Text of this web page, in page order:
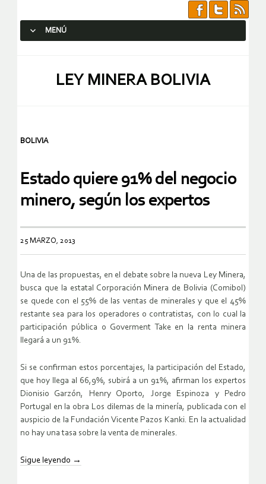
MENÚ
LEY MINERA BOLIVIA
BOLIVIA
Estado quiere 91% del negocio
minero, según los expertos
25 MARZO, 2013
Una de las propuestas, en el debate sobre la nueva Ley Minera,
busca que la estatal Corporación Minera de Bolivia (Comibol)
se quede con el 55% de las ventas de minerales y que el 45%
restante sea para los operadores o contratistas, con lo cual la
participación pública o Goverment Take en la renta minera
llegará a un 91%.
Si se confirman estos porcentajes, la participación del Estado,
que hoy llega al 66,9%, subirá a un 91%, afirman los expertos
Dionisio Garzón, Henry Oporto, Jorge Espinoza y Pedro
Portugal en la obra Los dilemas de la minería, publicada con el
auspicio de la Fundación Vicente Pazos Kanki. En la actualidad
no hay una tasa sobre la venta de minerales.
Sigue leyendo →